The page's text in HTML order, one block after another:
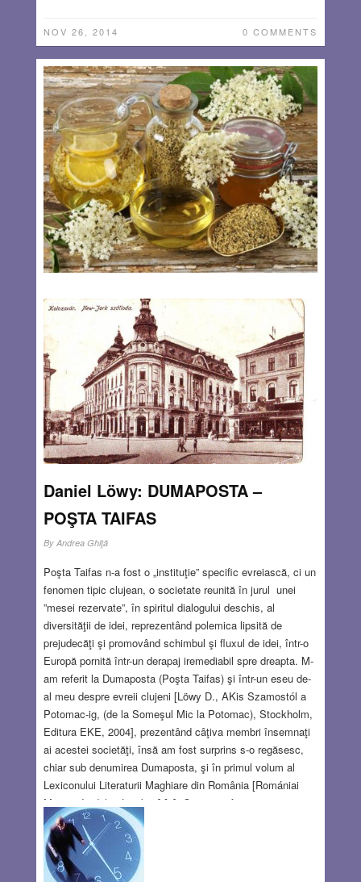
NOV 26, 2014 0 COMMENTS
Daria Dascălu: CEAI sau CE AI ?
M-am împrietenit cu toată lumea din împrejurimi. Bucătăria
mea atrage ca un magnet, aşa că m-am hotărât să fac
sediul noului nostru club ,,Ceai şi lectură’’. Acum
pregătesc fiertura de măceşe vitaminizantă, numai bună
pentru toamnă şi infuzia de roiniţă,
Read more…
NOV 26, 2014 0 COMMENTS
Daniel Löwy: DUMAPOSTA –
POŞTA TAIFAS
By Andrea Ghiţă
Poşta Taifas n-a fost o „instituţie” specific evreiască, ci un
fenomen tipic clujean, o societate reunită în jurul unei
”mesei rezervate”, în spiritul dialogului deschis, al
diversităţii de idei, reprezentând polemica lipsită de
prejudecăţi şi promovând schimbul şi fluxul de idei, într-o
Europă pornită într-un derapaj iremediabil spre dreapta. M-
am referit la Dumaposta (Poşta Taifas) şi într-un eseu de-
al meu despre evreii clujeni [Löwy D., AKis Szamostól a
Potomac-ig, (de la Someşul Mic la Potomac), Stockholm,
Editura EKE, 2004], prezentând câţiva membri însemnaţi
ai acestei societăţi, însă am fost surprins s-o regăsesc,
chiar sub denumirea Dumaposta, şi în primul volum al
Lexiconului Literaturii Maghiare din România [Romániai
Magyar Irodalmi Lexikon] [1]. Cine şi-ar fi imaginat că
această masă rezervată – cunoscută mai degrabă ca un
forum de dispută – figurează într-un lexicon literar?!
Probabil, explicaţia rezidă în faptul că majoritatea acestei
societăţi era alcătuită din condeieri profesionişti.